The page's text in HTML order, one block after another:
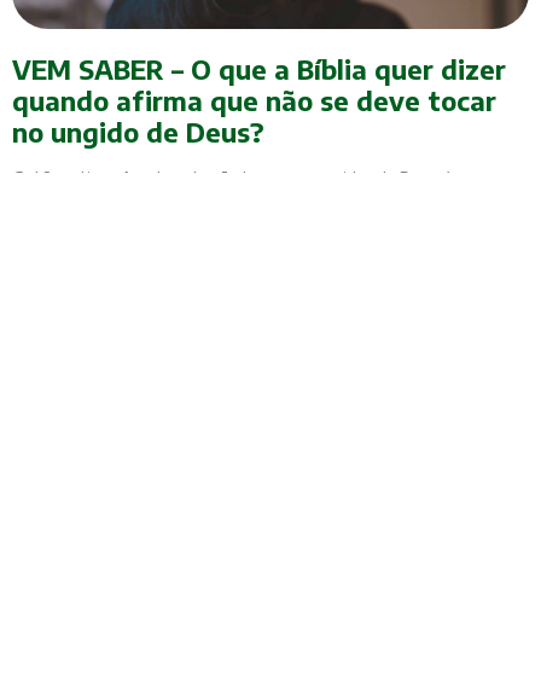
VEM SABER – O que a Bíblia quer dizer
quando afirma que não se deve tocar
no ungido de Deus?
GotQuestions A ordem de não tocar nos ungidos de Deus é